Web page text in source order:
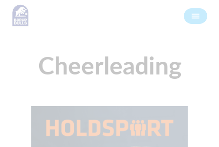
Cheerleading